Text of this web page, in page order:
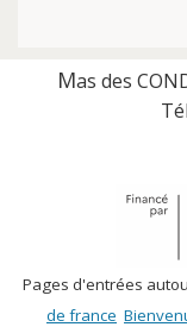
Mas des
Pages d'entrées
de france